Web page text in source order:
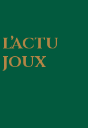
L’ACTU
JOUX